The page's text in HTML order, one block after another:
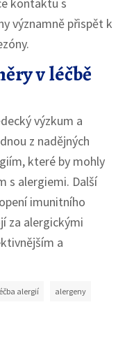
kontaktu s
významně přispět k
v léčbě
výzkum a
z nadějných
které by mohly
s alergiemi. Další
imunitního
za alergickými
a
alergií alergeny